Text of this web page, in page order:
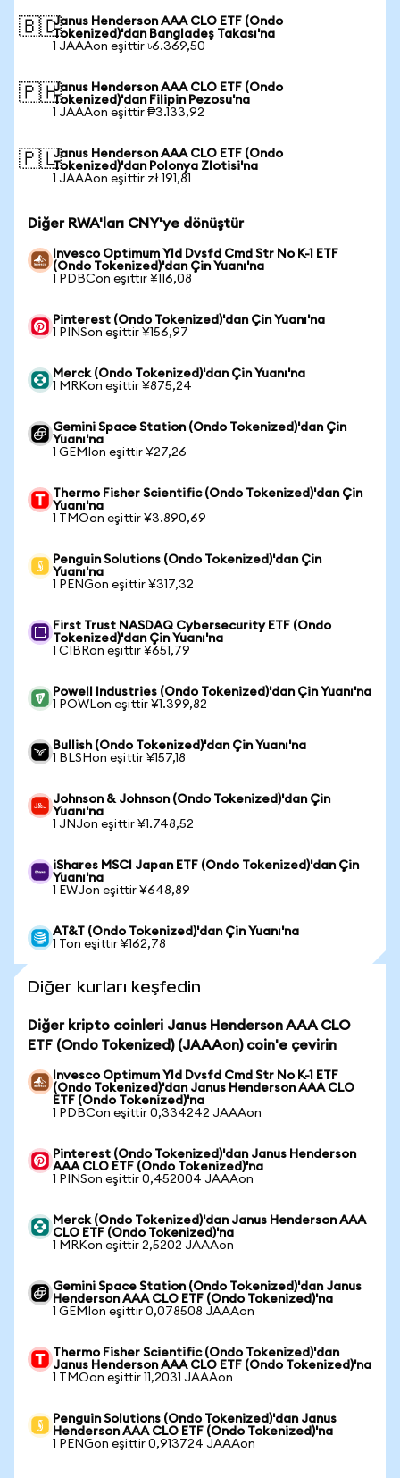
🇧🇩Janus Henderson AAA CLO ETF (Ondo
Tokenized)'dan Bangladeş Takası'na
1 JAAAon eşittir ৳6.369,50
🇵🇭Janus Henderson AAA CLO ETF (Ondo
Tokenized)'dan Filipin Pezosu'na
1 JAAAon eşittir ₱3.133,92
🇵🇱Janus Henderson AAA CLO ETF (Ondo
Tokenized)'dan Polonya Zlotisi'na
1 JAAAon eşittir zł 191,81
Diğer RWA'ları CNY'ye dönüştür
Invesco Optimum Yld Dvsfd Cmd Str No K-1 ETF
(Ondo Tokenized)'dan Çin Yuanı'na
1 PDBCon eşittir ¥116,08
Pinterest (Ondo Tokenized)'dan Çin Yuanı'na
1 PINSon eşittir ¥156,97
Merck (Ondo Tokenized)'dan Çin Yuanı'na
1 MRKon eşittir ¥875,24
Gemini Space Station (Ondo Tokenized)'dan Çin
Yuanı'na
1 GEMIon eşittir ¥27,26
Thermo Fisher Scientific (Ondo Tokenized)'dan Çin
Yuanı'na
1 TMOon eşittir ¥3.890,69
Penguin Solutions (Ondo Tokenized)'dan Çin
Yuanı'na
1 PENGon eşittir ¥317,32
First Trust NASDAQ Cybersecurity ETF (Ondo
Tokenized)'dan Çin Yuanı'na
1 CIBRon eşittir ¥651,79
Powell Industries (Ondo Tokenized)'dan Çin Yuanı'na
1 POWLon eşittir ¥1.399,82
Bullish (Ondo Tokenized)'dan Çin Yuanı'na
1 BLSHon eşittir ¥157,18
Johnson & Johnson (Ondo Tokenized)'dan Çin
Yuanı'na
1 JNJon eşittir ¥1.748,52
iShares MSCI Japan ETF (Ondo Tokenized)'dan Çin
Yuanı'na
1 EWJon eşittir ¥648,89
AT&T (Ondo Tokenized)'dan Çin Yuanı'na
1 Ton eşittir ¥162,78
Diğer kurları keşfedin
Diğer kripto coinleri Janus Henderson AAA CLO
ETF (Ondo Tokenized) (JAAAon) coin'e çevirin
Invesco Optimum Yld Dvsfd Cmd Str No K-1 ETF
(Ondo Tokenized)'dan Janus Henderson AAA CLO
ETF (Ondo Tokenized)'na
1 PDBCon eşittir 0,334242 JAAAon
Pinterest (Ondo Tokenized)'dan Janus Henderson
AAA CLO ETF (Ondo Tokenized)'na
1 PINSon eşittir 0,452004 JAAAon
Merck (Ondo Tokenized)'dan Janus Henderson AAA
CLO ETF (Ondo Tokenized)'na
1 MRKon eşittir 2,5202 JAAAon
Gemini Space Station (Ondo Tokenized)'dan Janus
Henderson AAA CLO ETF (Ondo Tokenized)'na
1 GEMIon eşittir 0,078508 JAAAon
Thermo Fisher Scientific (Ondo Tokenized)'dan
Janus Henderson AAA CLO ETF (Ondo Tokenized)'na
1 TMOon eşittir 11,2031 JAAAon
Penguin Solutions (Ondo Tokenized)'dan Janus
Henderson AAA CLO ETF (Ondo Tokenized)'na
1 PENGon eşittir 0,913724 JAAAon